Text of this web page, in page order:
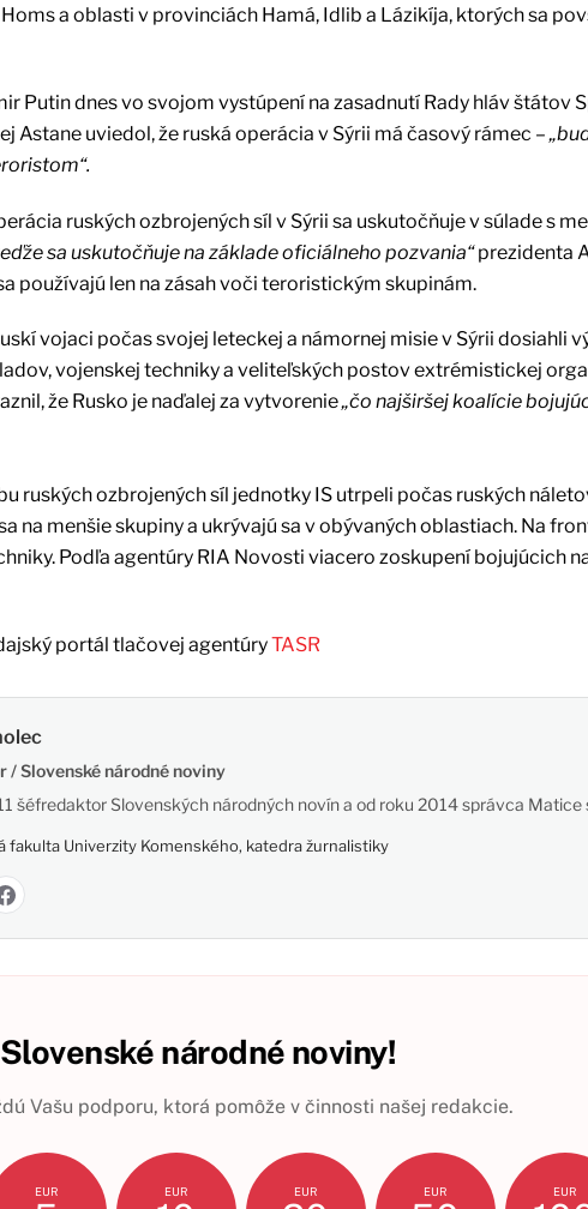
a oblasti v provinciách Hamá, Idlib a Lázikíja, ktorých sa
Putin dnes vo svojom vystúpení na zasadnutí Rady hláv štátov
Astane uviedol, že ruská operácia v Sýrii má časový rámec –
ruských ozbrojených síl v Sýrii sa uskutočňuje v súlade s
sa uskutočňuje na základe oficiálneho pozvania“prezidenta
používajú len na zásah voči teroristickým skupinám.
vojaci počas svojej leteckej a námornej misie v Sýrii dosiahli
vojenskej techniky a veliteľských postov extrémistickej
že Rusko je naďalej za vytvorenie„čo najširšej koalície
ruských ozbrojených síl jednotky IS utrpeli počas ruských
na menšie skupiny a ukrývajú sa v obývaných oblastiach. Na
Podľa agentúry RIA Novosti viacero zoskupení bojujúcich
portál tlačovej agentúryTASR
/ Slovenské národné noviny
šéfredaktor Slovenských národných novín a od roku 2014 správca Matice
fakulta Univerzity Komenského, katedra žurnalistiky
národné noviny!
Vašu podporu, ktorá pomôže v činnosti našej redakcie.
EUR EUR EUR EUR EUR